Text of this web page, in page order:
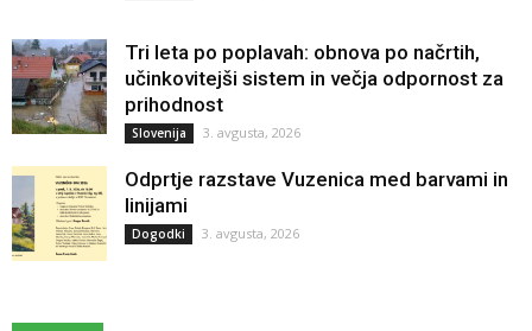
Tri leta po poplavah: obnova po načrtih,
učinkovitejši sistem in večja odpornost za
prihodnost
Slovenija 3. avgusta, 2026
Odprtje razstave Vuzenica med barvami in
linijami
Dogodki 3. avgusta, 2026